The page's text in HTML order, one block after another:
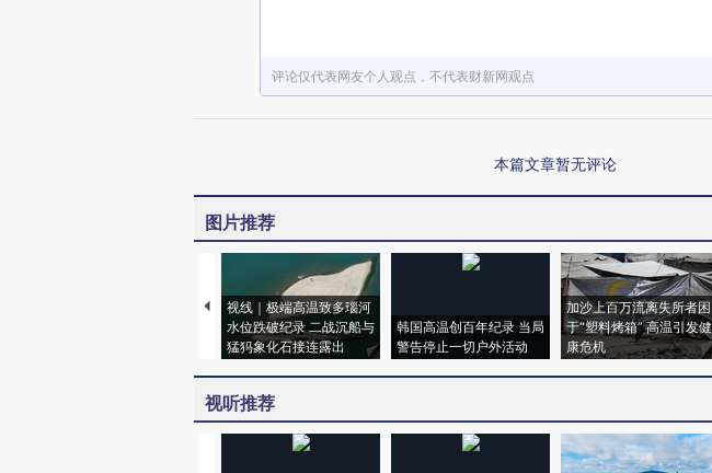
评论仅代表网友个人观点，不代表财新网观点
本篇文章暂无评论
图片推荐
视线｜极端高温致多瑙河
水位跌破纪录 二战沉船与
猛犸象化石接连露出
韩国高温创百年纪录 当局
警告停止一切户外活动
加沙上百万流离失所者困
于“塑料烤箱” 高温引发健
康危机
视听推荐